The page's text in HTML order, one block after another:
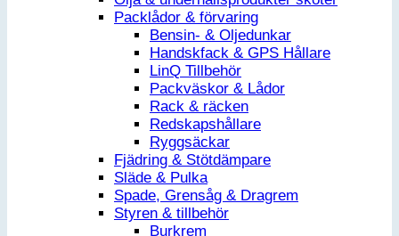
Packlådor & förvaring
Bensin- & Oljedunkar
Handskfack & GPS Hållare
LinQ Tillbehör
Packväskor & Lådor
Rack & räcken
Redskapshållare
Ryggsäckar
Fjädring & Stötdämpare
Släde & Pulka
Spade, Grensåg & Dragrem
Styren & tillbehör
Burkrem